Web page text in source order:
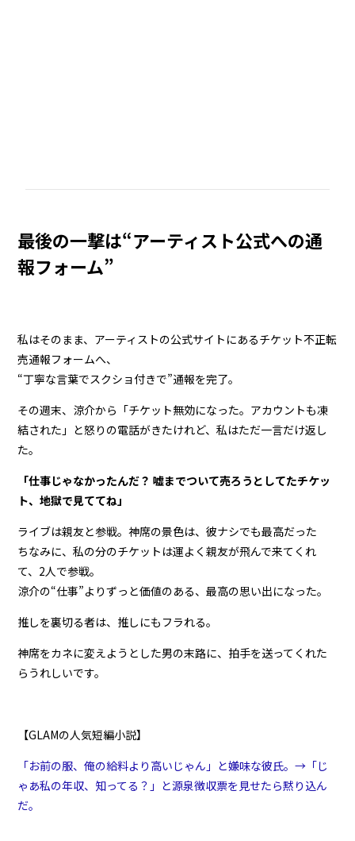
最後の一撃は“アーティスト公式への通
報フォーム”
私はそのまま、アーティストの公式サイトにあるチケット不正転
売通報フォームへ、
“丁寧な言葉でスクショ付きで”通報を完了。
その週末、涼介から「チケット無効になった。アカウントも凍
結された」と怒りの電話がきたけれど、私はただ一言だけ返し
た。
「仕事じゃなかったんだ？ 嘘までついて売ろうとしてたチケッ
ト、地獄で見ててね」
ライブは親友と参戦。神席の景色は、彼ナシでも最高だった
ちなみに、私の分のチケットは運よく親友が飛んで来てくれ
て、2人で参戦。
涼介の“仕事”よりずっと価値のある、最高の思い出になった。
推しを裏切る者は、推しにもフラれる。
神席をカネに変えようとした男の末路に、拍手を送ってくれた
らうれしいです。
【GLAMの人気短編小説】
「お前の服、俺の給料より高いじゃん」と嫌味な彼氏。→「じ
ゃあ私の年収、知ってる？」と源泉徴収票を見せたら黙り込ん
だ。